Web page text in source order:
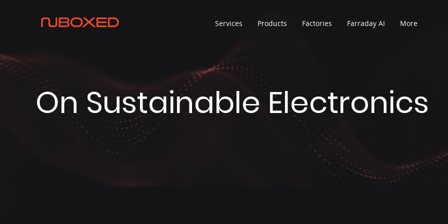
Services Products Factories Farraday AI More
On Sustainable Electronics